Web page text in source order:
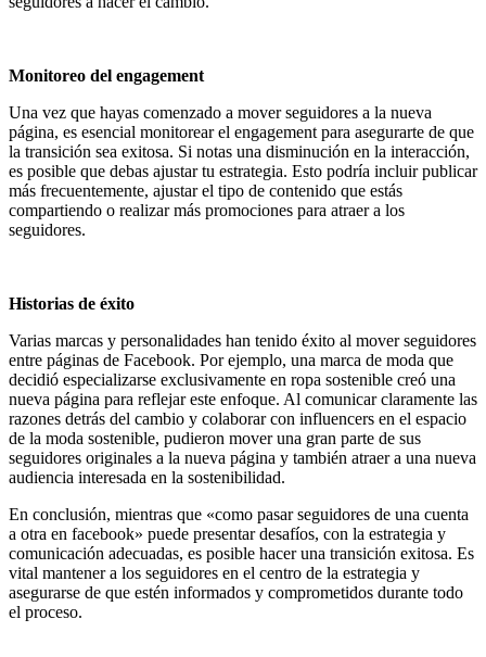
Monitoreo del engagement
Una vez que hayas comenzado a mover seguidores a la nueva
página, es esencial monitorear el engagement para asegurarte de que
la transición sea exitosa. Si notas una disminución en la interacción,
es posible que debas ajustar tu estrategia. Esto podría incluir publicar
más frecuentemente, ajustar el tipo de contenido que estás
compartiendo o realizar más promociones para atraer a los
seguidores.
Historias de éxito
Varias marcas y personalidades han tenido éxito al mover seguidores
entre páginas de Facebook. Por ejemplo, una marca de moda que
decidió especializarse exclusivamente en ropa sostenible creó una
nueva página para reflejar este enfoque. Al comunicar claramente las
razones detrás del cambio y colaborar con influencers en el espacio
de la moda sostenible, pudieron mover una gran parte de sus
seguidores originales a la nueva página y también atraer a una nueva
audiencia interesada en la sostenibilidad.
En conclusión, mientras que «como pasar seguidores de una cuenta
a otra en facebook» puede presentar desafíos, con la estrategia y
comunicación adecuadas, es posible hacer una transición exitosa. Es
vital mantener a los seguidores en el centro de la estrategia y
asegurarse de que estén informados y comprometidos durante todo
el proceso.